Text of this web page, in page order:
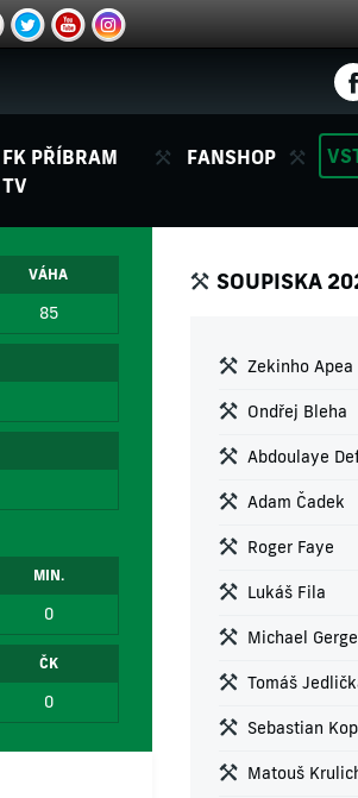
FK PŘÍBRAM
TV
FANSHOP
VÁHA
85
MIN.
0
ČK
0
SOUPISKA
Zekinho Apea
Ondřej Bleha
Abdoulaye
Adam Čadek
Roger Faye
Lukáš Fila
Michael
Tomáš
Sebastian Kop
Matouš